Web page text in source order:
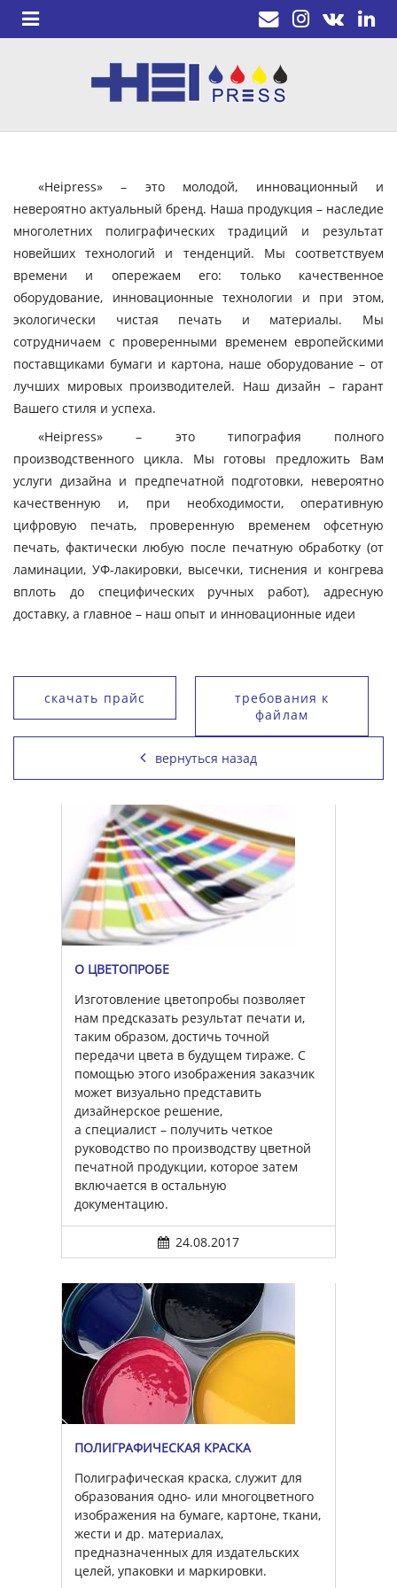
«Heipress» – это молодой, инновационный и
невероятно актуальный бренд. Наша продукция – наследие
многолетних полиграфических традиций и результат
новейших технологий и тенденций. Мы соответствуем
времени и опережаем его: только качественное
оборудование, инновационные технологии и при этом,
экологически чистая печать и материалы. Мы
сотрудничаем с проверенными временем европейскими
поставщиками бумаги и картона, наше оборудование – от
лучших мировых производителей. Наш дизайн – гарант
Вашего стиля и успеха.
«Heipress» – это типография полного
производственного цикла. Мы готовы предложить Вам
услуги дизайна и предпечатной подготовки, невероятно
качественную и, при необходимости, оперативную
цифровую печать, проверенную временем офсетную
печать, фактически любую после печатную обработку (от
ламинации, УФ-лакировки, высечки, тиснения и конгрева
вплоть до специфических ручных работ), адресную
доставку, а главное – наш опыт и инновационные идеи
скачать прайс
требования к
файлам
вернуться назад
О ЦВЕТОПРОБЕ
Изготовление цветопробы позволяет
нам предсказать результат печати и,
таким образом, достичь точной
передачи цвета в будущем тираже. С
помощью этого изображения заказчик
может визуально представить
дизайнерское решение,
а специалист – получить четкое
руководство по производству цветной
печатной продукции, которое затем
включается в остальную
документацию.
24.08.2017
ПОЛИГРАФИЧЕСКАЯ КРАСКА
Полиграфическая краска, служит для
образования одно- или многоцветного
изображения на бумаге, картоне, ткани,
жести и др. материалах,
предназначенных для издательских
целей, упаковки и маркировки.